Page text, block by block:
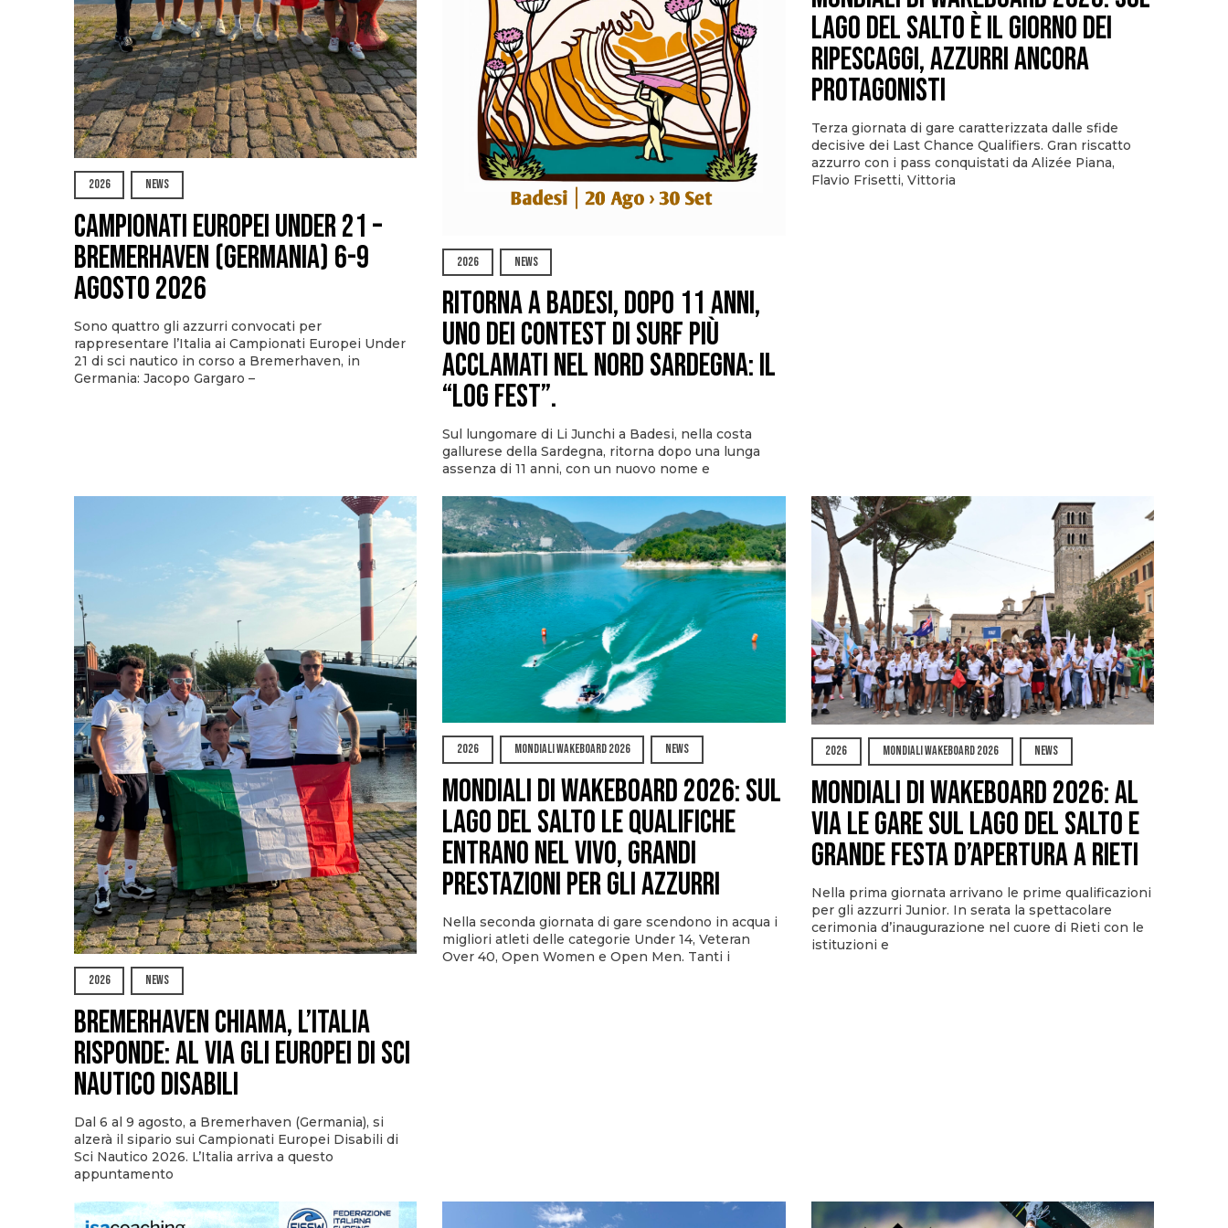
2026 NEWS
Campionati Europei Under 21 –
Bremerhaven (Germania) 6-9
agosto 2026
Sono quattro gli azzurri convocati per
rappresentare l’Italia ai Campionati Europei Under
21 di sci nautico in corso a Bremerhaven, in
Germania: Jacopo Gargaro –
2026 NEWS
Ritorna a Badesi, dopo 11 anni,
uno dei contest di surf più
acclamati nel nord Sardegna: il
“Log Fest”.
Sul lungomare di Li Junchi a Badesi, nella costa
gallurese della Sardegna, ritorna dopo una lunga
assenza di 11 anni, con un nuovo nome e
Lago del Salto è il giorno dei
ripescaggi, azzurri ancora
protagonisti
Terza giornata di gare caratterizzata dalle sfide
decisive dei Last Chance Qualifiers. Gran riscatto
azzurro con i pass conquistati da Alizée Piana,
Flavio Frisetti, Vittoria
2026 NEWS
Bremerhaven chiama, l’Italia
risponde: al via gli Europei di Sci
Nautico Disabili
Dal 6 al 9 agosto, a Bremerhaven (Germania), si
alzerà il sipario sui Campionati Europei Disabili di
Sci Nautico 2026. L’Italia arriva a questo
appuntamento
2026 MONDIALI WAKEBOARD 2026 NEWS
Mondiali di Wakeboard 2026: sul
Lago del Salto le qualifiche
entrano nel vivo, grandi
prestazioni per gli azzurri
Nella seconda giornata di gare scendono in acqua i
migliori atleti delle categorie Under 14, Veteran
Over 40, Open Women e Open Men. Tanti i
2026 MONDIALI WAKEBOARD 2026 NEWS
Mondiali di Wakeboard 2026: al
via le gare sul Lago del Salto e
grande festa d’apertura a Rieti
Nella prima giornata arrivano le prime qualificazioni
per gli azzurri Junior. In serata la spettacolare
cerimonia d’inaugurazione nel cuore di Rieti con le
istituzioni e